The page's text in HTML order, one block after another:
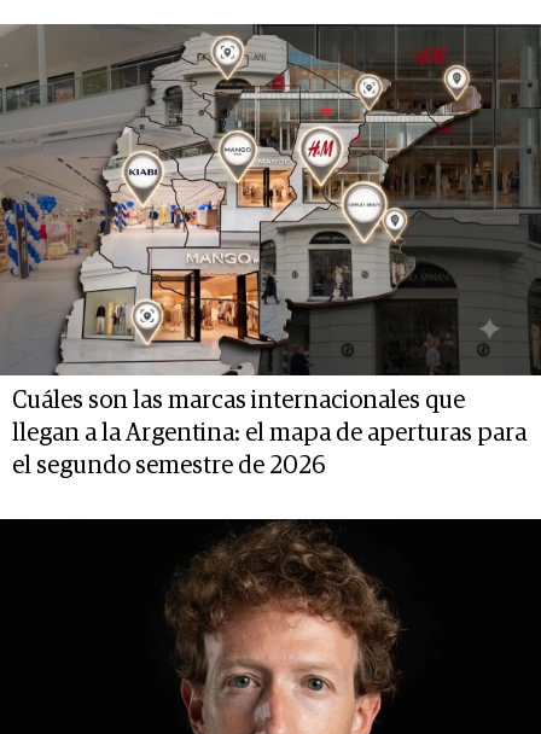
Cuáles son las marcas internacionales que
llegan a la Argentina: el mapa de aperturas para
el segundo semestre de 2026